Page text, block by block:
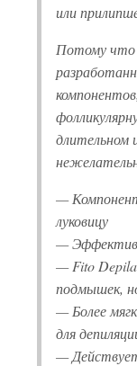
или
Потому что
длительном
—
луковицу
—
— Fito
подмышек,
— Более
для
—